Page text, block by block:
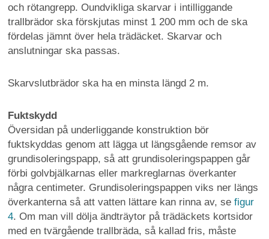
och rötangrepp. Oundvikliga skarvar i intilliggande
trallbrädor ska förskjutas minst 1 200 mm och de ska
fördelas jämnt över hela trädäcket. Skarvar och
anslutningar ska passas.
Skarvslutbrädor ska ha en minsta längd 2 m.
Fuktskydd
Översidan på underliggande konstruktion bör
fuktskyddas genom att lägga ut längsgående remsor av
grundisoleringspapp, så att grundisoleringspappen går
förbi golvbjälkarnas eller markreglarnas överkanter
några centimeter. Grundisoleringspappen viks ner längs
överkanterna så att vatten lättare kan rinna av, se figur
4. Om man vill dölja ändträytor på trädäckets kortsidor
med en tvärgående trallbräda, så kallad fris, måste